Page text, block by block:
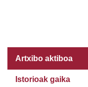
Artxibo aktiboa
Istorioak gaika